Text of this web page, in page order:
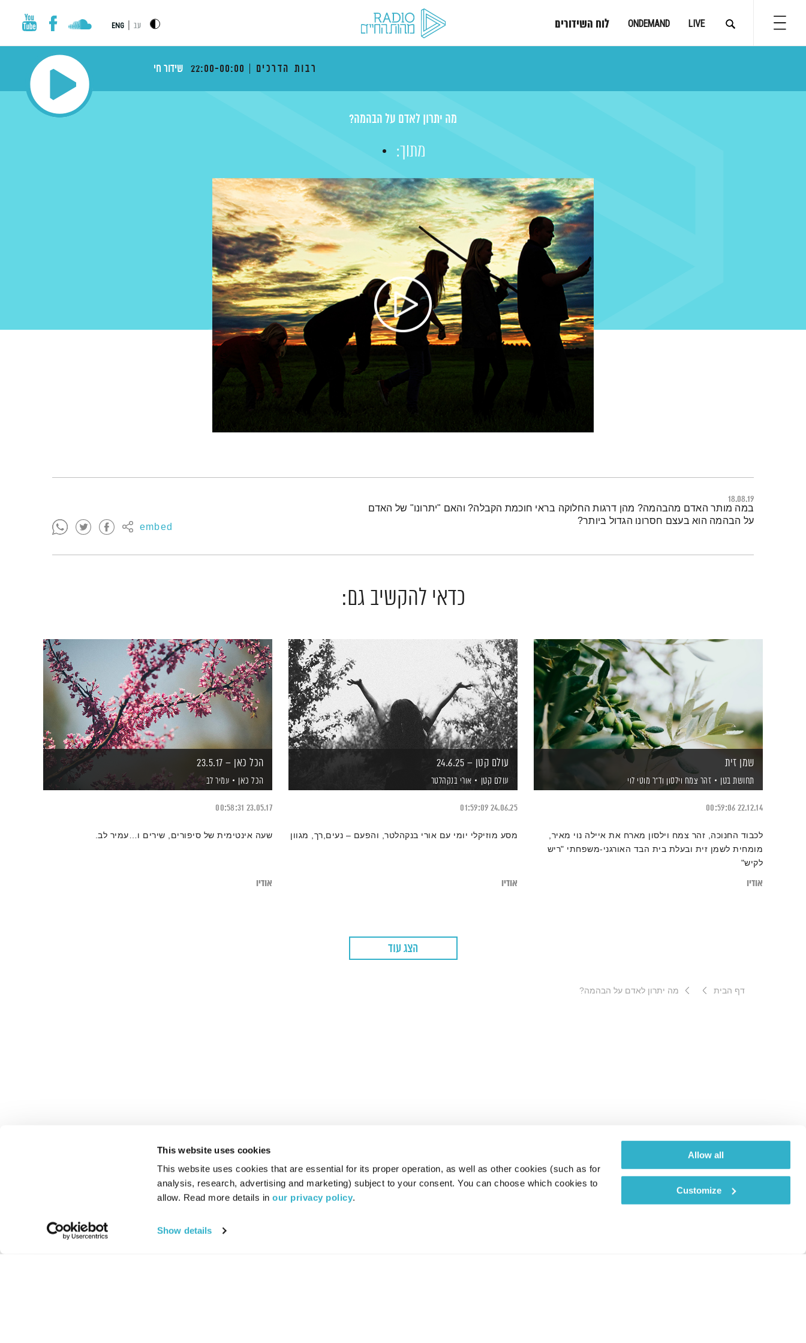
This website uses cookies
This website uses cookies that are essential for its proper operation, as well as other cookies (such as for
analysis, research, advertising and marketing) subject to your consent. You can choose which cookies to
allow. Read more details in our privacy policy.
Show details
Allow all
Customize
LIVE
ONDEMAND לוח השידורים עב ENG
רבות הדרכים 22:00-00:00 שידור חי
מה יתרון לאדם על הבהמה?
מתוך:
18.08.19
embed
תמצית הפודקאסט
במה מותר האדם מהבהמה? מהן דרגות החלוקה בראי חוכמת הקבלה? והאם "יתרונו" של האדם
על הבהמה הוא בעצם חסרונו הגדול ביותר?
כדאי להקשיב גם:
שמן זית
תחושת בטן זהר צמח וילסון וד"ר מוטי לוי
22.12.14
00:59:06
לכבוד החנוכה, זהר צמח וילסון מארח את איילה נוי מאיר,
מומחית לשמן זית ובעלת בית הבד האורגני-משפחתי "ריש
לקיש"
אודיו
עולם קטן – 24.6.25
עולם קטן אורי בנקהלטר
24.06.25
01:59:09
מסע מוזיקלי יומי עם אורי בנקהלטר, והפעם – נעים,רך, מגוון
אודיו
הכל כאן – 23.5.17
הכל כאן עמיר לב
23.05.17
00:58:31
שעה אינטימית של סיפורים, שירים ו…עמיר לב.
אודיו
הצג עוד
דף הבית מה יתרון לאדם על הבהמה?